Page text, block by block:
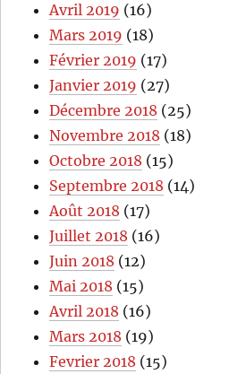
Avril 2019 (16)
Mars 2019 (18)
Février 2019 (17)
Janvier 2019 (27)
Décembre 2018 (25)
Novembre 2018 (18)
Octobre 2018 (15)
Septembre 2018 (14)
Août 2018 (17)
Juillet 2018 (16)
Juin 2018 (12)
Mai 2018 (15)
Avril 2018 (16)
Mars 2018 (19)
Fevrier 2018 (15)